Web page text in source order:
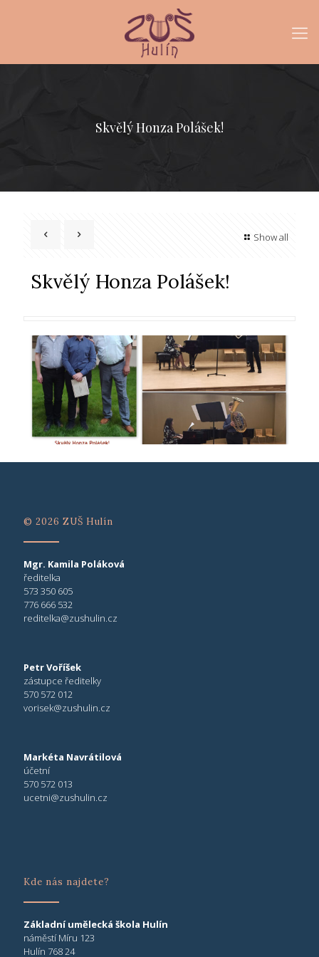
Skvělý Honza Polášek!
Show all
Skvělý Honza Polášek!
© 2026 ZUŠ Hulín
Mgr. Kamila Poláková
ředitelka
573 350 605
776 666 532
reditelka@zushulin.cz
Petr Voříšek
zástupce ředitelky
570 572 012
vorisek@zushulin.cz
Markéta Navrátilová
účetní
570 572 013
ucetni@zushulin.cz
Kde nás najdete?
Základní umělecká škola Hulín
náměstí Míru 123
Hulín 768 24